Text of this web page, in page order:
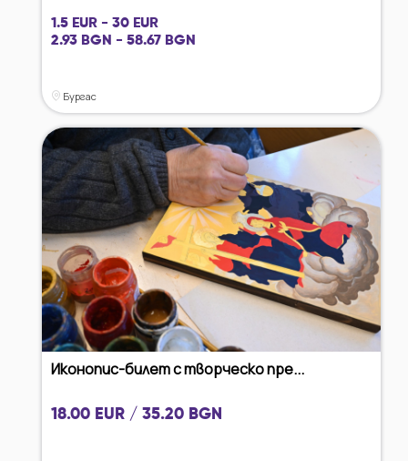
1.5 EUR - 30 EUR
2.93 BGN - 58.67 BGN
Бургас
Иконопис-билет с творческо пре...
18.00 EUR / 35.20 BGN